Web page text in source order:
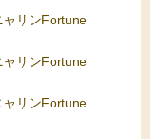
ャリンFortune
ャリンFortune
ャリンFortune